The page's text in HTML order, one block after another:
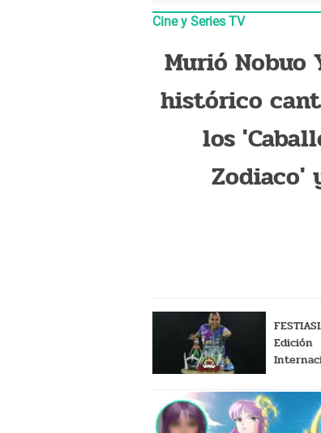
Cine y Series TV
Murió Nobuo
histórico
los
Zodiaco'
Edición
año